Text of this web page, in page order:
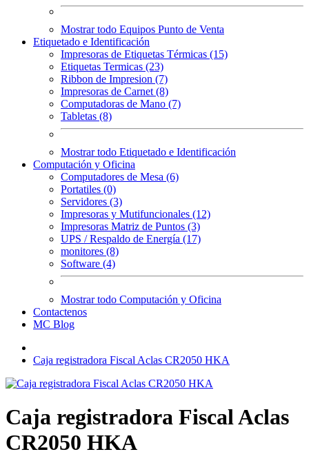
Mostrar todo Equipos Punto de Venta
Etiquetado e Identificación
Impresoras de Etiquetas Térmicas (15)
Etiquetas Termicas (23)
Ribbon de Impresion (7)
Impresoras de Carnet (8)
Computadoras de Mano (7)
Tabletas (8)
Mostrar todo Etiquetado e Identificación
Computación y Oficina
Computadores de Mesa (6)
Portatiles (0)
Servidores (3)
Impresoras y Mutifuncionales (12)
Impresoras Matriz de Puntos (3)
UPS / Respaldo de Energía (17)
monitores (8)
Software (4)
Mostrar todo Computación y Oficina
Contactenos
MC Blog
Caja registradora Fiscal Aclas CR2050 HKA
Caja registradora Fiscal Aclas
CR2050 HKA